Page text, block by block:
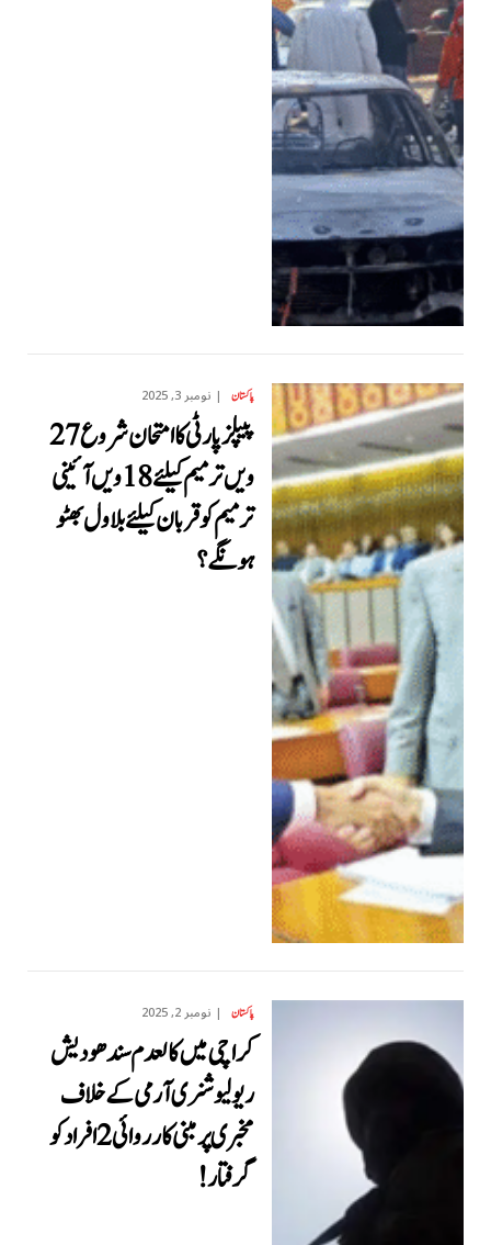
پاکستان نومبر 3, 2025
پیپلزپارٹی کا امتحان شروع 27
ویں ترمیم کیلئے 18ویں آئینی
ترمیم کو قربان کیلئے بلاول بھٹو
ہونگے؟
پاکستان نومبر 2, 2025
کراچی میں کالعدم سندھو دیش
ریولیوشنری آرمی کے خلاف
مخبری پر مبنی کارروائی 2 افراد کو
گرفتار !